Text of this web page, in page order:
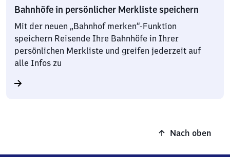
Bahnhöfe in persönlicher Merkliste speichern
Mit der neuen „Bahnhof merken“-Funktion
speichern Reisende Ihre Bahnhöfe in Ihrer
persönlichen Merkliste und greifen jederzeit auf
alle Infos zu
Nach oben